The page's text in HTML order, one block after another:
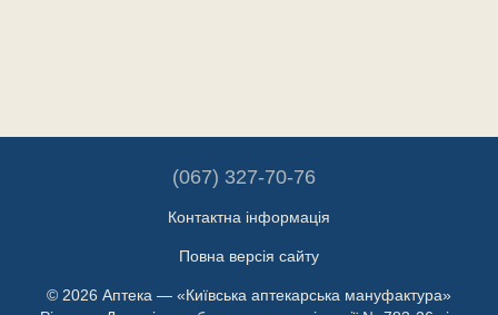
(067) 327-70-76
Контактна інформація
Повна версія сайту
© 2026 Аптека — «Київська аптекарська мануфактура»